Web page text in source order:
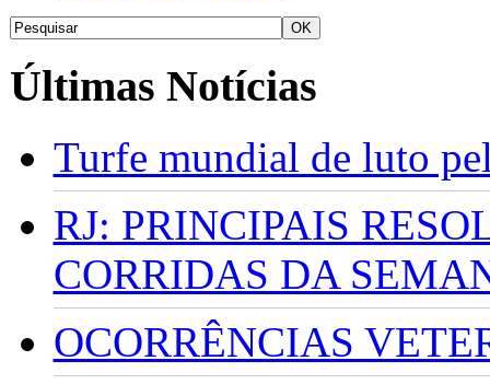
Últimas Notícias
Turfe mundial de luto
RJ: PRINCIPAIS
CORRIDAS DA
OCORRÊNCIAS